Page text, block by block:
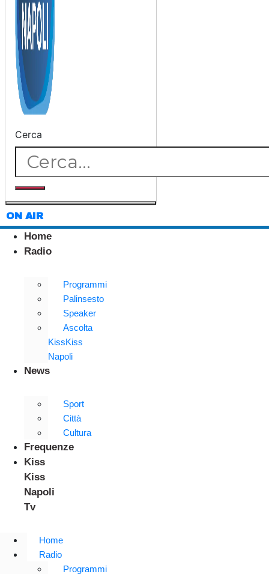
Cerca
ON AIR
Home
Radio
Programmi
Palinsesto
Speaker
Ascolta
KissKiss
Napoli
News
Sport
Città
Cultura
Frequenze
Kiss
Kiss
Napoli
Tv
Home
Radio
Programmi